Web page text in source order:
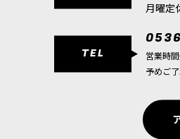
月曜定
TEL
営業時
予めご了